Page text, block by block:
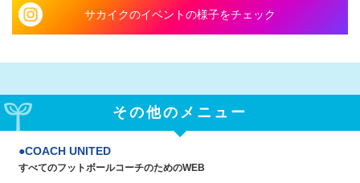
サカイクのイベントの様子をチェック
その他のメニュー
COACH UNITED
すべてのフットボールコーチのためのWEB